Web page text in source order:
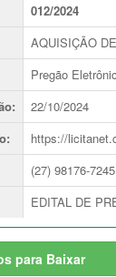
012/2024
AQUISIÇÃO
Pregão
:
22/10/2024
:
https://
(27) 98176-7245
EDITAL DE
para Baixar